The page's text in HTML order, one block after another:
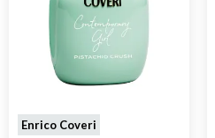
Enrico Coveri